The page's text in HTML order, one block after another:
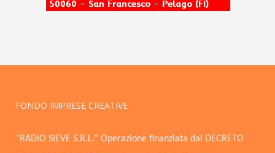
FONDO IMPRESE CREATIVE
“RADIO SIEVE S.R.L.” Operazione finanziata dal DECRETO